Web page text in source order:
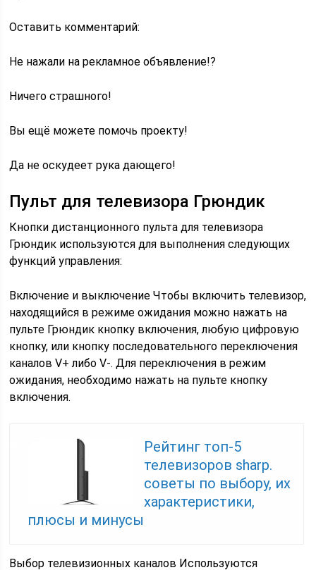
Оставить комментарий:
Не нажали на рекламное объявление!?
Ничего страшного!
Вы ещё можете помочь проекту!
Да не оскудеет рука дающего!
Пульт для телевизора Грюндик
Кнопки дистанционного пульта для телевизора
Грюндик используются для выполнения следующих
функций управления:
Включение и выключение Чтобы включить телевизор,
находящийся в режиме ожидания можно нажать на
пульте Грюндик кнопку включения, любую цифровую
кнопку, или кнопку последовательного переключения
каналов V+ либо V-. Для переключения в режим
ожидания, необходимо нажать на пульте кнопку
включения.
Рейтинг топ-5
телевизоров sharp.
советы по выбору, их
характеристики,
плюсы и минусы
Выбор телевизионных каналов Используются